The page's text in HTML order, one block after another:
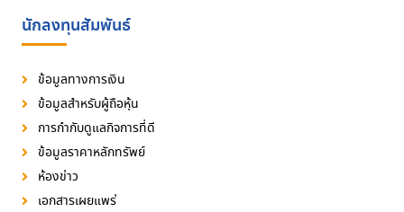
นักลงทุนสัมพันธ์
ข้อมูลทางการเงิน
ข้อมูลสำหรับผู้ถือหุ้น
การกำกับดูแลกิจการที่ดี
ข้อมูลราคาหลักทรัพย์
ห้องข่าว
เอกสารเผยแพร่